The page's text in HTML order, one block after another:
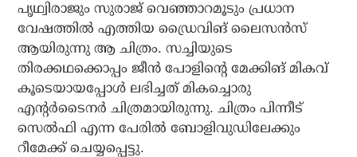
പൃഥ്വിരാജും സുരാജ് വെഞ്ഞാറമൂടും പ്രധാന
വേഷത്തിൽ എത്തിയ ഡ്രൈവിങ് ലൈസൻസ്
ആയിരുന്നു ആ ചിത്രം. സച്ചിയുടെ
തിരക്കഥക്കൊപ്പം ജീൻ പോളിന്റെ മേക്കിങ് മികവ്
കൂടെയായപ്പോൾ ലഭിച്ചത് മികച്ചൊരു
എന്റർടൈനർ ചിത്രമായിരുന്നു. ചിത്രം പിന്നീട്
സെൽഫി എന്ന പേരിൽ ബോളിവുഡിലേക്കും
റീമേക്ക് ചെയ്യപ്പെട്ടു.